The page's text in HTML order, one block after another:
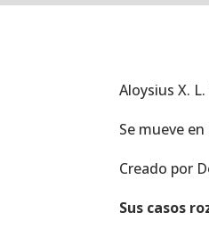
Aloysius X.
Se mueve
Creado por
Sus casos